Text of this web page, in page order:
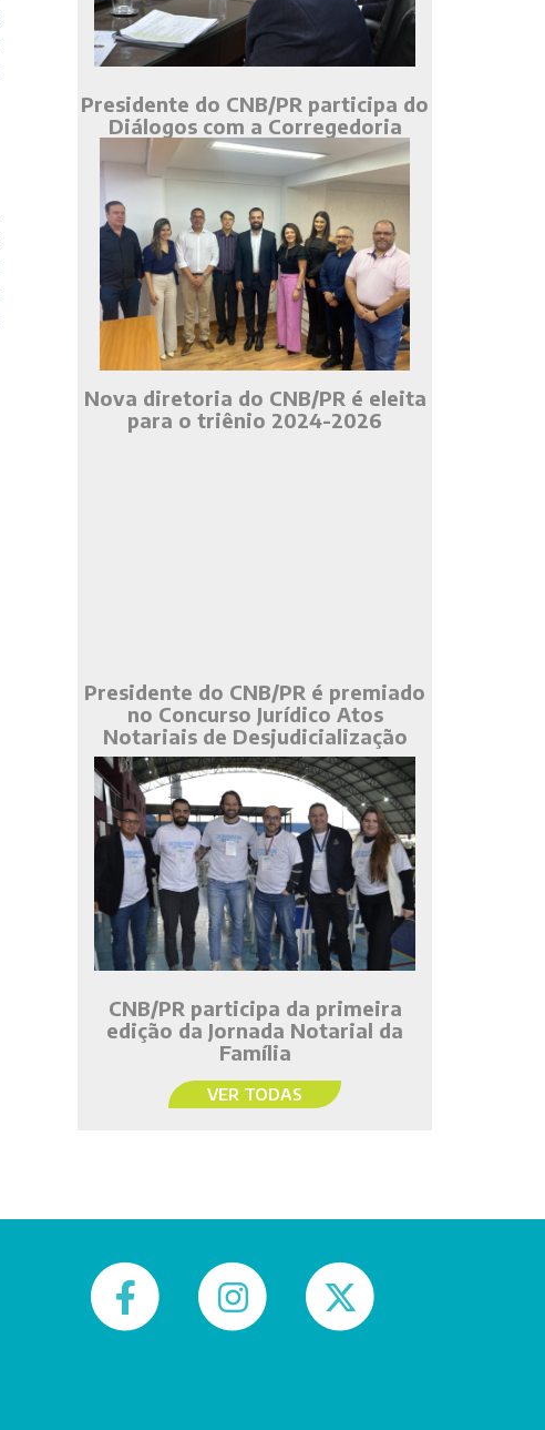
Presidente do CNB/PR participa do
Diálogos com a Corregedoria
Nova diretoria do CNB/PR é eleita
para o triênio 2024-2026
Presidente do CNB/PR é premiado
no Concurso Jurídico Atos
Notariais de Desjudicialização
CNB/PR participa da primeira
edição da Jornada Notarial da
Família
VER TODAS